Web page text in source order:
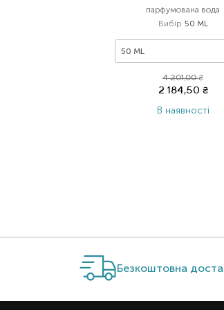
парфумована вода
Вибір 50 ML
50 ML
4 201,00₴
2 184,50 ₴
В наявності
Безкоштовна